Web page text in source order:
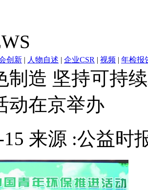
创新 | 人物自述 | 企业CSR | 视频 | 年检报
制造 坚持可持
动在京举办
15 来源 :公益时